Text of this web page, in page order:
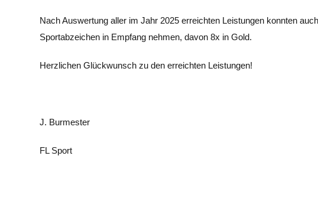
Nach Auswertung aller im Jahr 2025 erreichten Leistungen konnten
Sportabzeichen in Empfang nehmen, davon 8x in Gold.
Herzlichen Glückwunsch zu den erreichten Leistungen!
J. Burmester
FL Sport